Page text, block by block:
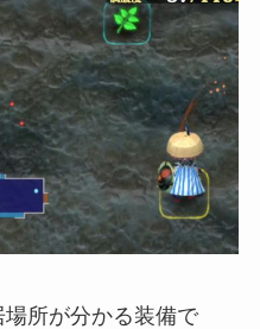
所が分かる装備で